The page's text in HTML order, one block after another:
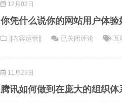
运
营
12月02日
你凭什么说你的网站用户体验
||内容运营||
你
说
已关闭评论 互
11月29日
腾讯如何做到在庞大的组织